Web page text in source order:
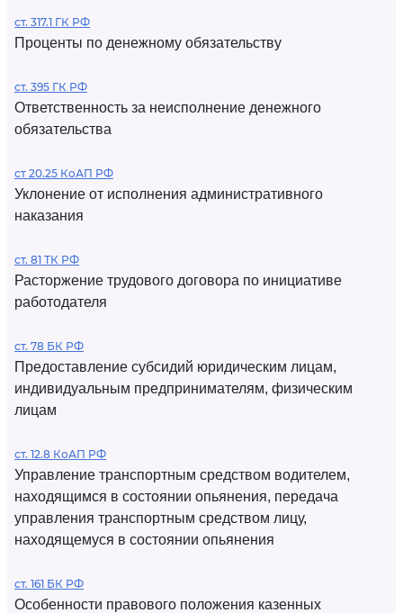
ст. 317.1 ГК РФ
Проценты по денежному обязательству
ст. 395 ГК РФ
Ответственность за неисполнение денежного
обязательства
ст 20.25 КоАП РФ
Уклонение от исполнения административного
наказания
ст. 81 ТК РФ
Расторжение трудового договора по инициативе
работодателя
ст. 78 БК РФ
Предоставление субсидий юридическим лицам,
индивидуальным предпринимателям, физическим
лицам
ст. 12.8 КоАП РФ
Управление транспортным средством водителем,
находящимся в состоянии опьянения, передача
управления транспортным средством лицу,
находящемуся в состоянии опьянения
ст. 161 БК РФ
Особенности правового положения казенных